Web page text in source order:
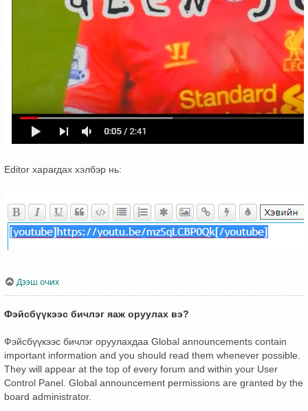
Editor харагдах хэлбэр нь:
Дээш очих
Фэйсбүүкээс бичлэг яаж оруулах вэ?
Фэйсбүүкээс бичлэг оруулахдаа Global announcements contain
important information and you should read them whenever possible.
They will appear at the top of every forum and within your User
Control Panel. Global announcement permissions are granted by the
board administrator.